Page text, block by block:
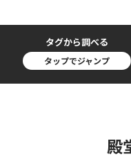
タグから調べる
タップでジャンプ
殿